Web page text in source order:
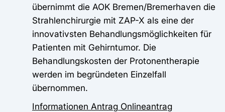
übernimmt die AOK Bremen/Bremerhaven die
Strahlenchirurgie mit ZAP-X als eine der
innovativsten Behandlungsmöglichkeiten für
Patienten mit Gehirntumor. Die
Behandlungskosten der Protonentherapie
werden im begründeten Einzelfall
übernommen.
Informationen Antrag Onlineantrag